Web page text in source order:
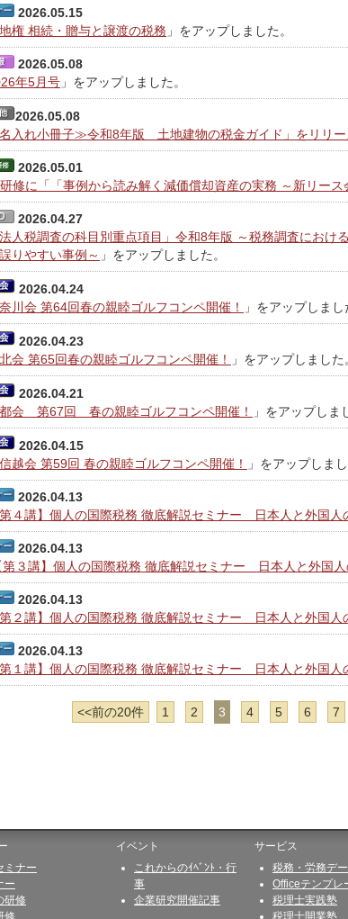
2026.05.15
権 相続・贈与と譲渡の税務 」をアップしました。
2026.05.08
年5月号 」をアップしました。
2026.05.08
入れ小冊子≫令和8年版 土地建物の税金ガイド」をリリー
2026.05.01
修に「「事例から読み解く減価償却資産の実務 ～新リース
2026.04.27
法人税調査の科目別重点項目」令和8年版 ～税務調査におけ
りやすい事例～ 」をアップしました。
2026.04.24
川会 第64回春の親睦ゴルフコンペ開催！ 」をアップしまし
2026.04.23
会 第65回春の親睦ゴルフコンペ開催！ 」をアップしました
2026.04.21
会 第67回 春の親睦ゴルフコンペ開催！ 」をアップしま
2026.04.15
越会 第59回 春の親睦ゴルフコンペ開催！ 」をアップしまし
2026.04.13
第４講】個人の国際税務 徹底解説セミナー 日本人と外国人
2026.04.13
第３講】個人の国際税務 徹底解説セミナー 日本人と外国
2026.04.13
第２講】個人の国際税務 徹底解説セミナー 日本人と外国人
2026.04.13
第１講】個人の国際税務 徹底解説セミナー 日本人と外国人
<<前の20件 1 2 3 4 5 6 7
ミナー
ー
研修
修
イベント
これからのｲﾍﾞﾝﾄ・行
事
企業研究開催記事
サービス
税務・労務デ
Officeテンプレ
税理士実践塾
税理士開業塾